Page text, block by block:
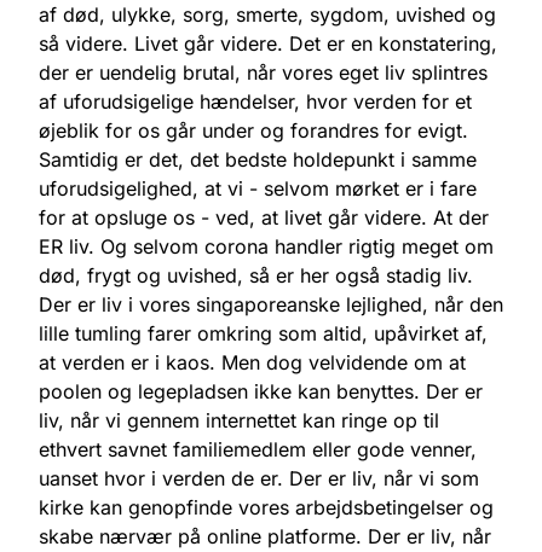
af død, ulykke, sorg, smerte, sygdom, uvished og
så videre. Livet går videre. Det er en konstatering,
der er uendelig brutal, når vores eget liv splintres
af uforudsigelige hændelser, hvor verden for et
øjeblik for os går under og forandres for evigt.
Samtidig er det, det bedste holdepunkt i samme
uforudsigelighed, at vi - selvom mørket er i fare
for at opsluge os - ved, at livet går videre. At der
ER liv. Og selvom corona handler rigtig meget om
død, frygt og uvished, så er her også stadig liv.
Der er liv i vores singaporeanske lejlighed, når den
lille tumling farer omkring som altid, upåvirket af,
at verden er i kaos. Men dog velvidende om at
poolen og legepladsen ikke kan benyttes. Der er
liv, når vi gennem internettet kan ringe op til
ethvert savnet familiemedlem eller gode venner,
uanset hvor i verden de er. Der er liv, når vi som
kirke kan genopfinde vores arbejdsbetingelser og
skabe nærvær på online platforme. Der er liv, når